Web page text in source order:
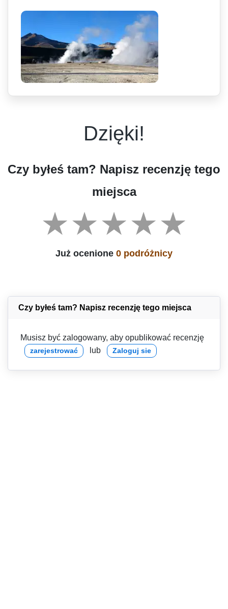
Dzięki!
Czy byłeś tam? Napisz recenzję tego
miejsca
Już ocenione 0 podróżnicy
Czy byłeś tam? Napisz recenzję tego miejsca
Musisz być zalogowany, aby opublikować recenzję
zarejestrować lub Zaloguj sie